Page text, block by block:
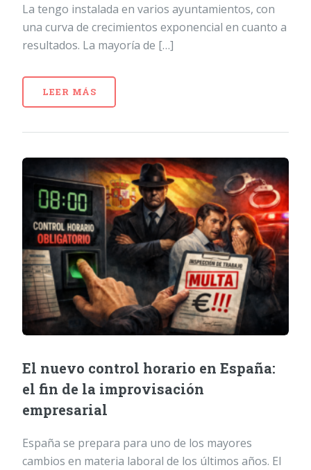
La tengo instalada en varios ayuntamientos, con
una curva de crecimientos exponencial en cuanto a
resultados. La mayoría de […]
LEER MÁS
El nuevo control horario en España:
el fin de la improvisación
empresarial
España se prepara para uno de los mayores
cambios en materia laboral de los últimos años. El